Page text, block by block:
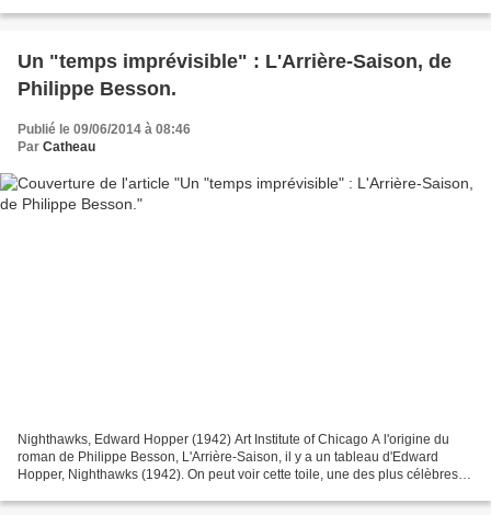
Un "temps imprévisible" : L'Arrière-Saison, de
Philippe Besson.
Publié le 09/06/2014 à 08:46
Par Catheau
Nighthawks, Edward Hopper (1942) Art Institute of Chicago A l'origine du
roman de Philippe Besson, L'Arrière-Saison, il y a un tableau d'Edward
Hopper, Nighthawks (1942). On peut voir cette toile, une des plus célèbres